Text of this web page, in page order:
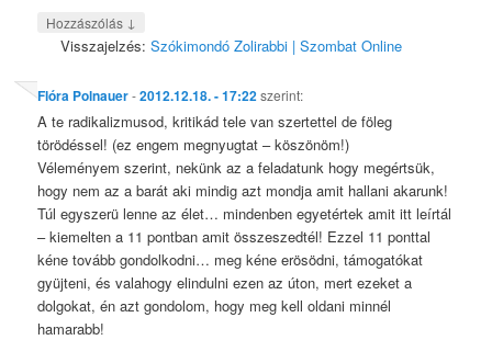
Hozzászólás ↓
Visszajelzés:Szókimondó Zolirabbi | Szombat Online
Flóra Polnauer-2012.12.18. - 17:22szerint:
A te radikalizmusod, kritikád tele van szertettel de föleg
törödéssel! (ez engem megnyugtat – köszönöm!)
Véleményem szerint, nekünk az a feladatunk hogy megértsük,
hogy nem az a barát aki mindig azt mondja amit hallani akarunk!
Túl egyszerü lenne az élet… mindenben egyetértek amit itt leírtál
– kiemelten a 11 pontban amit összeszedtél! Ezzel 11 ponttal
kéne tovább gondolkodni… meg kéne erösödni, támogatókat
gyüjteni, és valahogy elindulni ezen az úton, mert ezeket a
dolgokat, én azt gondolom, hogy meg kell oldani minnél
hamarabb!